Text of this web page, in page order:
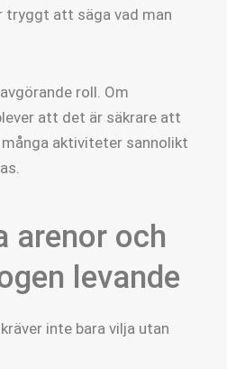
tryggt att säga vad man
roll. Om
att det är säkrare att
aktiviteter sannolikt
arenor och
levande
inte bara vilja utan